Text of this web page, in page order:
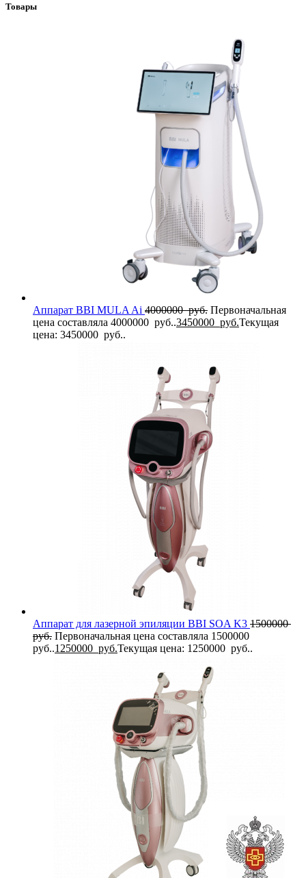
Товары
Аппарат BBI MULA Ai 4000000руб. Первоначальная
цена составляла 4000000 руб..3450000 руб.Текущая
цена: 3450000 руб..
Аппарат для лазерной эпиляции BBI SOA K3 1500000
руб. Первоначальная цена составляла 1500000
руб..1250000 руб.Текущая цена: 1250000 руб..